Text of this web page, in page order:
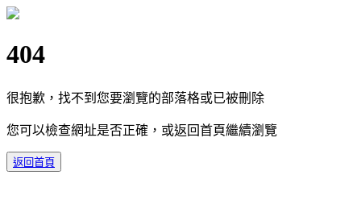
404
很抱歉，找不到您要瀏覽的部落格或已被刪除
您可以檢查網址是否正確，或返回首頁繼續瀏覽
返回首頁